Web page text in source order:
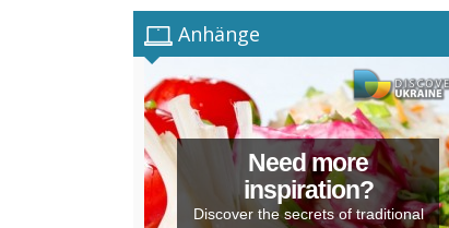
Anhänge
Need more
inspiration?
Discover the secrets of traditional